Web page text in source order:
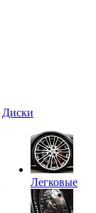
Диски
Легковые